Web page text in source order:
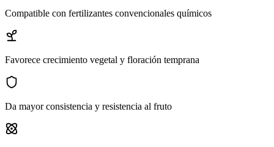
Compatible con fertilizantes convencionales químicos
Favorece crecimiento vegetal y floración temprana
Da mayor consistencia y resistencia al fruto